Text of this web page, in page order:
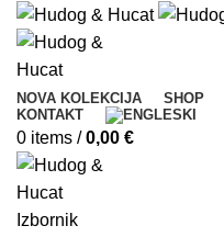
NOVA KOLEKCIJA SHOP
KONTAKT
0 items / 0,00 €
Izbornik